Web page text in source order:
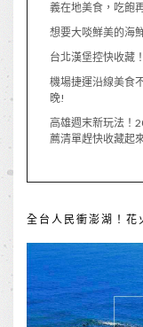
義在地美食，吃飽
想要大啖鮮美的海
台北漢堡控快收藏
機場捷運沿線美食
晚!
高雄週末新玩法！
薦清單趕快收藏起
全台人民衝澎湖！花